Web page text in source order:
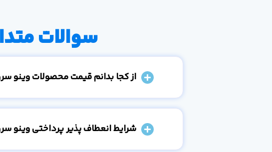
سوالات
از کجا بدانم قیمت محصولات وینو
شرایط انعطاف پذیر پرداختی وینو